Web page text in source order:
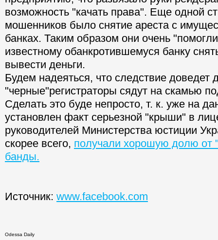
возможность "качать права". Еще одной
мошенников было снятие ареста с
банках. Таким образом они очень
известному обанкротившемуся банку
вывести деньги.
Будем надеяться, что следствие доведет
"черные"регистраторы сядут на скамью
Сделать это буде непросто, т. к. уже на
установлен факт серьезной "крыши" в
руководителей Министерства юстиции
скорее всего, получали хорошую долю от
банды.
Источник: www.facebook.com
Odessa Daily